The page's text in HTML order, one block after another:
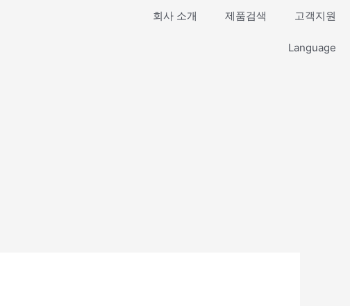
회사 소개 제품검색 고객지원
Language